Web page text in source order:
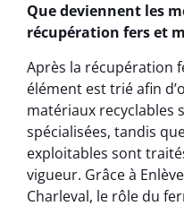
Que deviennent les
récupération fers et
Après la récupération
élément est trié afin
matériaux recyclables
spécialisées, tandis
exploitables sont
vigueur. Grâce à
Charleval, le rôle du